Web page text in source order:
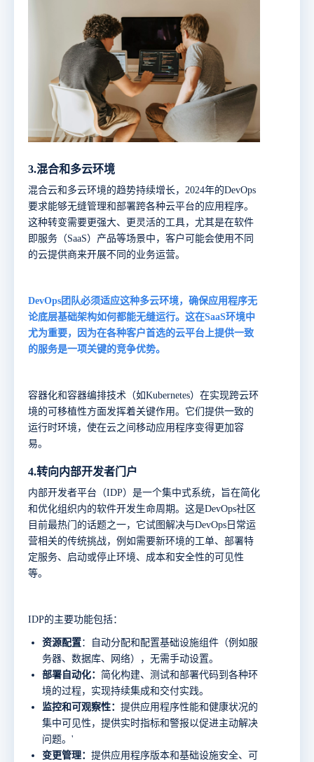
3.混合和多云环境
混合云和多云环境的趋势持续增长， 2024年的DevOps
要求能够无缝管理和部署跨各种云平台的应用程序。
这种转变需要更强大、更灵活的工具，尤其是在软件
即服务（SaaS）产品等场景中，客户可能会使用不同
的云提供商来开展不同的业务运营。
DevOps团队必须适应这种多云环境，确保应用程序无
论底层基础架构如何都能无缝运行。这在SaaS环境中
尤为重要，因为在各种客户首选的云平台上提供一致
的服务是一项关键的竞争优势。
容器化和容器编排技术（如Kubernetes）在实现跨云环
境的可移植性方面发挥着关键作用。它们提供一致的
运行时环境，使在云之间移动应用程序变得更加容
易。
4.转向内部开发者门户
内部开发者平台（IDP） 是一个集中式系统，旨在简化
和优化组织内的软件开发生命周期。这是DevOps社区
目前最热门的话题之一，它试图解决与DevOps日常运
营相关的传统挑战，例如需要新环境的工单、部署特
定服务、启动或停止环境、成本和安全性的可见性
等。
IDP的主要功能包括：
资源配置：自动分配和配置基础设施组件（例如服
务器、数据库、网络），无需手动设置。
部署自动化： 简化构建、测试和部署代码到各种环
境的过程，实现持续集成和交付实践。
监控和可观察性： 提供应用程序性能和健康状况的
集中可见性，提供实时指标和警报以促进主动解决
问题。 '
变更管理： 提供应用程序版本和基础设施安全、可